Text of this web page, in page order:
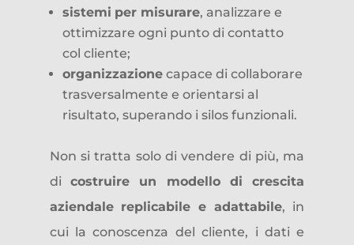
sistemi per misurare, analizzare e
ottimizzare ogni punto di contatto
col cliente;
organizzazionecapace di collaborare
trasversalmente e orientarsi al
risultato, superando i silos funzionali.
Non si tratta solo di vendere di più, ma
dicostruire un modello di crescita
aziendale replicabile e adattabile, in
cui la conoscenza del cliente, i dati e